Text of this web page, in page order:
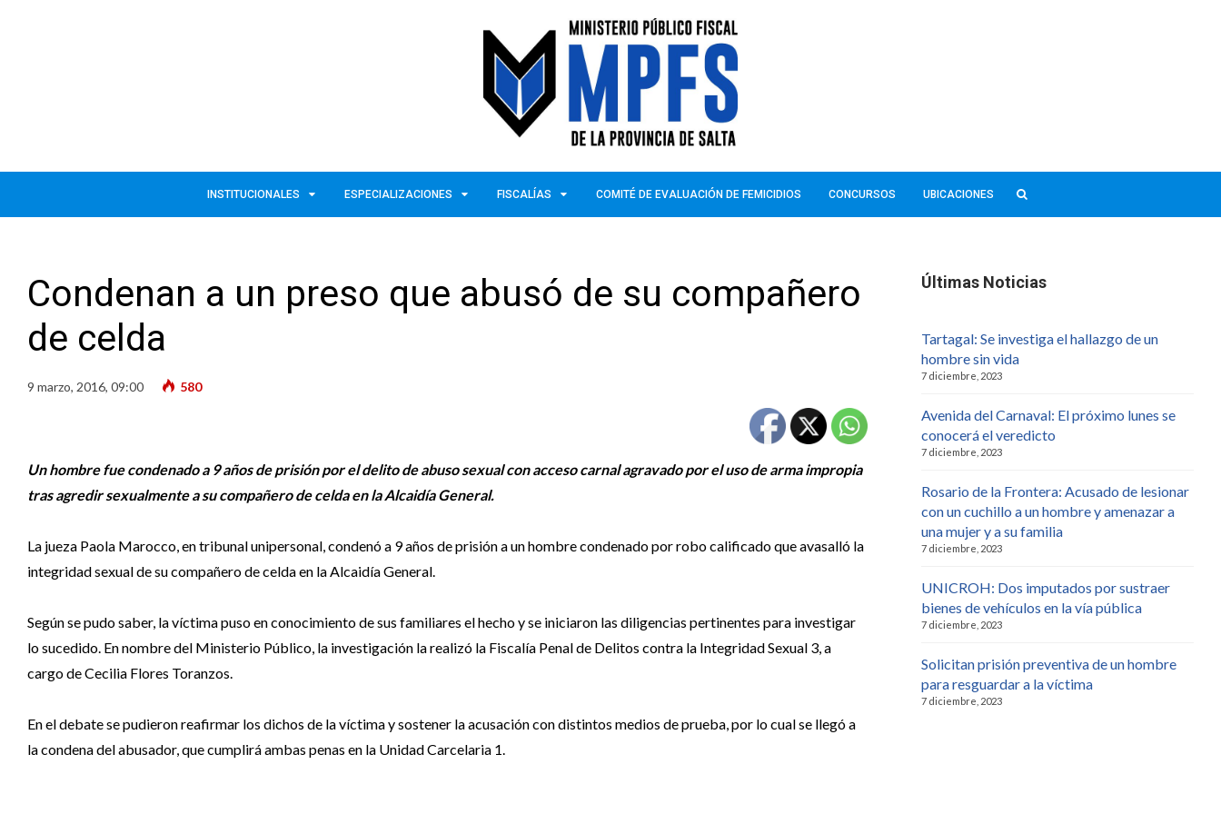
INSTITUCIONALES ESPECIALIZACIONES FISCALÍAS COMITÉ DE EVALUACIÓN DE FEMICIDIOS CONCURSOS UBICACIONES
Condenan a un preso que abusó de su compañero
de celda
9 marzo, 2016, 09:00 580
Un hombre fue condenado a 9 años de prisión por el delito de abuso sexual con acceso carnal agravado por el uso de arma impropia
tras agredir sexualmente a su compañero de celda en la Alcaidía General.
La jueza Paola Marocco, en tribunal unipersonal, condenó a 9 años de prisión a un hombre condenado por robo calificado que avasalló la
integridad sexual de su compañero de celda en la Alcaidía General.
Según se pudo saber, la víctima puso en conocimiento de sus familiares el hecho y se iniciaron las diligencias pertinentes para investigar
lo sucedido. En nombre del Ministerio Público, la investigación la realizó la Fiscalía Penal de Delitos contra la Integridad Sexual 3, a
cargo de Cecilia Flores Toranzos.
En el debate se pudieron reafirmar los dichos de la víctima y sostener la acusación con distintos medios de prueba, por lo cual se llegó a
la condena del abusador, que cumplirá ambas penas en la Unidad Carcelaria 1.
Últimas Noticias
Tartagal: Se investiga el hallazgo de un
hombre sin vida
7 diciembre, 2023
Avenida del Carnaval: El próximo lunes se
conocerá el veredicto
7 diciembre, 2023
Rosario de la Frontera: Acusado de lesionar
con un cuchillo a un hombre y amenazar a
una mujer y a su familia
7 diciembre, 2023
UNICROH: Dos imputados por sustraer
bienes de vehículos en la vía pública
7 diciembre, 2023
Solicitan prisión preventiva de un hombre
para resguardar a la víctima
7 diciembre, 2023